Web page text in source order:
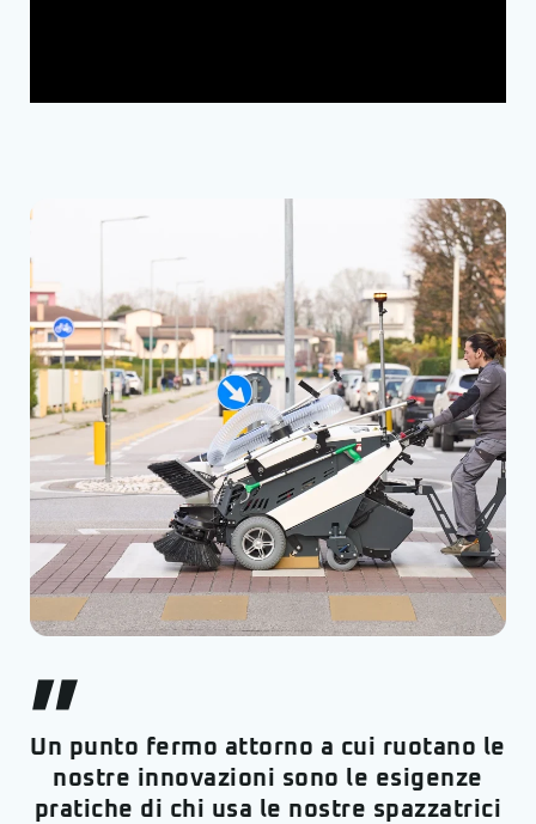
Un punto fermo attorno a cui ruotano le
nostre innovazioni sono le esigenze
pratiche di chi usa le nostre spazzatrici